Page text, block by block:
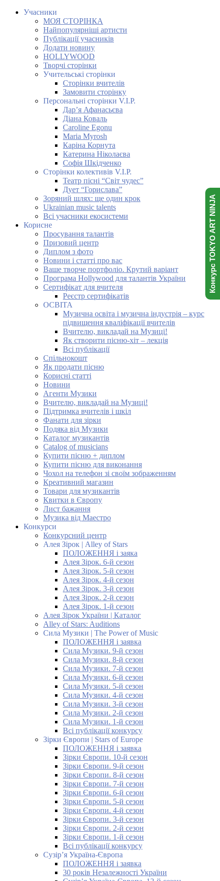
Учасники
МОЯ СТОРІНКА
Найпопулярніші артисти
Публікації учасників
Додати новину
HOLLYWOOD
Творчі сторінки
Учительські сторінки
Сторінки вчителів
Замовити сторінку
Персональні сторінки V.I.P.
Дар’я Афанасьєва
Діана Коваль
Caroline Egonu
Maria Myrosh
Каріна Корнута
Катерина Ніколаєва
Софія Шкідченко
Сторінки колективів V.I.P.
Театр пісні “Світ чудес”
Дует “Горислава”
Зоряний шлях: ще один крок
Ukrainian music talents
Всі учасники екосистеми
Корисне
Просування талантів
Призовий центр
Диплом з фото
Новини і статті про вас
Ваше творче портфоліо. Крутий варіант
Програма Hollywood для талантів України
Сертифікат для вчителя
Реєстр сертифікатів
ОСВІТА
Музична освіта і музична індустрія – курс
підвищення кваліфікації вчителів
Вчителю, викладай на Музиці!
Як створити пісню-хіт – лекція
Всі публікації
Спільнокошт
Як продати пісню
Корисні статті
Новини
Агенти Музики
Вчителю, викладай на Музиці!
Підтримка вчителів і шкіл
Фанати для зірки
Подяка від Музики
Каталог музикантів
Catalog of musicians
Купити пісню + диплом
Купити пісню для виконання
Чохол на телефон зі своїм зображенням
Креативний магазин
Товари для музикантів
Квитки в Європу
Лист бажання
Музика від Маестро
Конкурси
Конкурсний центр
Алея Зірок | Alley of Stars
ПОЛОЖЕННЯ і заяка
Алея Зірок. 6-й сезон
Алея Зірок. 5-й сезон
Алея Зірок. 4-й сезон
Алея Зірок. 3-й сезон
Алея Зірок. 2-й сезон
Алея Зірок. 1-й сезон
Алея Зірок України | Каталог
Alley of Stars: Auditions
Сила Музики | The Power of Music
ПОЛОЖЕННЯ і заявка
Сила Музики. 9-й сезон
Сила Музики. 8-й сезон
Сила Музики. 7-й сезон
Сила Музики. 6-й сезон
Сила Музики. 5-й сезон
Сила Музики. 4-й сезон
Сила Музики. 3-й сезон
Сила Музики. 2-й сезон
Сила Музики. 1-й сезон
Всі публікації конкурсу
Зірки Європи | Stars of Europe
ПОЛОЖЕННЯ і заявка
Зірки Європи. 10-й сезон
Зірки Європи. 9-й сезон
Зірки Європи. 8-й сезон
Зірки Європи. 7-й сезон
Зірки Європи. 6-й сезон
Зірки Європи. 5-й сезон
Зірки Європи. 4-й сезон
Зірки Європи. 3-й сезон
Зірки Європи. 2-й сезон
Зірки Європи. 1-й сезон
Всі публікації конкурсу
Сузір’я Україна-Європа
ПОЛОЖЕННЯ і заявка
30 років Незалежності України
Конкурс TOKYO ART NINJA